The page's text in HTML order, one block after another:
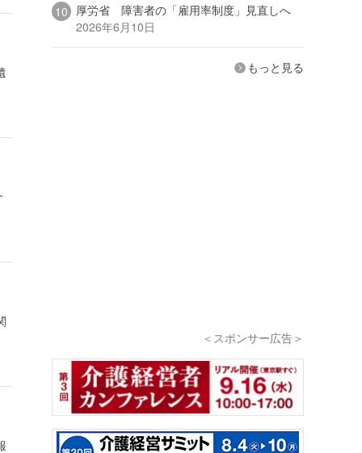
厚労省 障害者の「雇用率制度」見直しへ
2026年6月10日
もっと見る
＜スポンサー広告＞